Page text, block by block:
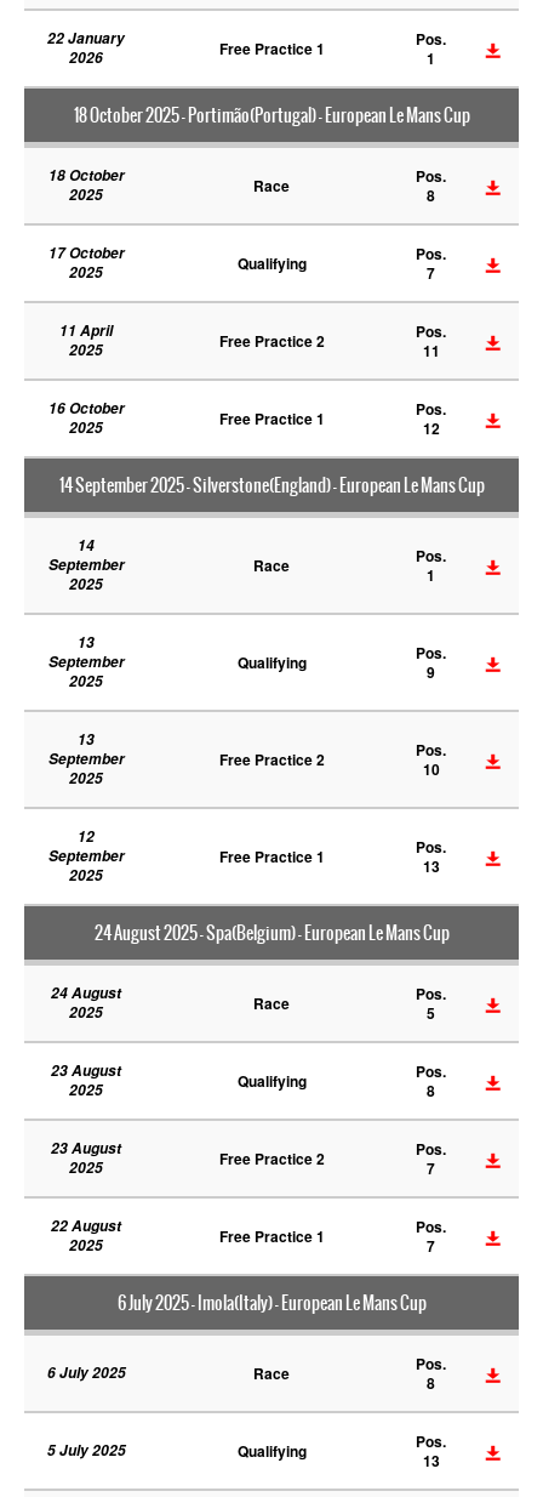
22 January
2026
Free Practice 1
Pos.
1
18 October 2025 - Portimão(Portugal) - European Le Mans Cup
18 October
2025
Race
Pos.
8
17 October
2025
Qualifying
Pos.
7
11 April
2025
Free Practice 2
Pos.
11
16 October
2025
Free Practice 1
Pos.
12
14 September 2025 - Silverstone(England) - European Le Mans Cup
14
September
2025
Race
Pos.
1
13
September
2025
Qualifying
Pos.
9
13
September
2025
Free Practice 2
Pos.
10
12
September
2025
Free Practice 1
Pos.
13
24 August 2025 - Spa(Belgium) - European Le Mans Cup
24 August
2025
Race
Pos.
5
23 August
2025
Qualifying
Pos.
8
23 August
2025
Free Practice 2
Pos.
7
22 August
2025
Free Practice 1
Pos.
7
6 July 2025 - Imola(Italy) - European Le Mans Cup
6 July 2025 Race
Pos.
8
5 July 2025 Qualifying
Pos.
13